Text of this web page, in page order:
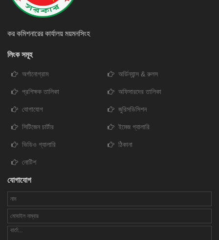
কর কমিশনারের কার্যালয় ময়মনসিংহ
লিংক সমূহ
অর্গানোগ্রাম অর্ডিন্যান্স & রুলস
প্রশিক্ষক তালিকা অফিসারদের তালিকা
যোগাযোগ জুরিসডিসিশন
সিটিজেন চার্টার ইমেজ গ্যালারি
ভিডিও গ্যালারি ঠিকানা
নোটিশ
যোগাযোগ